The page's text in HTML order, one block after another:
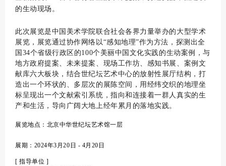
的生动现场。
此次展览是中国美术学院联合社会各界力量举办的大型学术
展览，展览通过协作网络以“感知地理”作为方法，探测出全
国34个省级行政区的100个美丽中国文化实践的生动案例，与
地方政府提案、未来提案、现场工作坊、感知书展、案例文
献库六大板块，结合世纪坛艺术中心的放射性展厅结构，打
造出一个环状的、多层次的展陈空间，用经纬交织的地理坐
标呈现出一个文献索引系统，指向和连接着一群人真实的生
产和生活，导向广阔大地上经年累月的落地实践。
展览地点：北京中华世纪坛艺术馆一层
展期：2024年3月20日 - 4月20日
[ 指导单位 ]